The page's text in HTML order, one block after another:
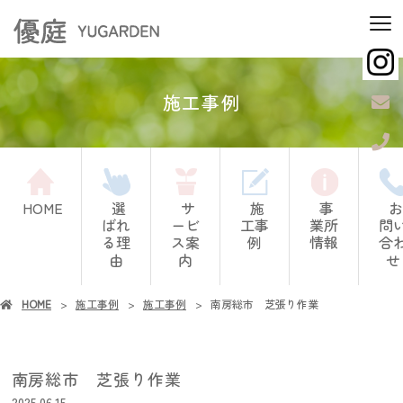
施工事例
HOME 選
ばれ
る理
由
サ
ービ
ス案
内
施
工事
例
事
業所
情報
お
問
合
せ
HOME 施工事例 施工事例 南房総市 芝張り作業
南房総市 芝張り作業